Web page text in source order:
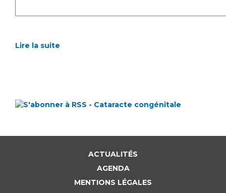
Lire la suite
ACTUALITÉS
AGENDA
MENTIONS LÉGALES